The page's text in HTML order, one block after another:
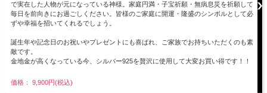
で実在した人物が元になっている神様。家庭円満・子宝祈願・無病息災を祈願して
毎日を前向きにお過ごしください。皆様のご家庭に開運・隆盛のシンボルとして必
ずや幸福を招いてくれるでしょう。
誕生年や記念日のお祝いやプレゼントにも喜ばれ、ご家族でお持ちいただくのも素
敵です。
金地金が高くなっている今、シルバー925を贅沢に使用して大変お買い得です！！
価格： 9,900円(税込)